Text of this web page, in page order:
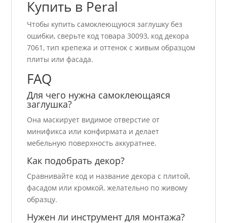
Купить в Peral
Чтобы купить самоклеющуюся заглушку без
ошибки, сверьте код товара 30093, код декора
7061, тип крепежа и оттенок с живым образцом
плиты или фасада.
FAQ
Для чего нужна самоклеющаяся
заглушка?
Она маскирует видимое отверстие от
минификса или конфирмата и делает
мебельную поверхность аккуратнее.
Как подобрать декор?
Сравнивайте код и название декора с плитой,
фасадом или кромкой, желательно по живому
образцу.
Нужен ли инструмент для монтажа?